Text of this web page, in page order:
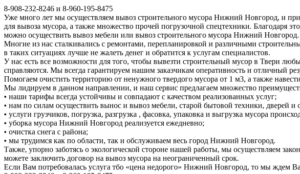
8-908-232-8246 и 8-960-195-8475
Уже много лет мы осуществляем вывоз строительного мусора Нижний Новгород, и
для вывоза мусора, а также множество прочей погрузочной спецтехники. Благодаря
можно осуществить вывоз мебели или вывоз строительного мусора Нижний Новгород.
Многие из нас сталкивались с ремонтами, перепланировкой и различными
в таких ситуациях лучше не жалеть денег и обратится к услугам специалистов.
У нас есть все возможности для того, чтобы вывезти строительный мусор в Твери
справляются. Мы всегда гарантируем нашим заказчикам оперативность и отличный
Помогаем очистить территорию от ненужного твердого мусора от 1 м3, а также
Мы лидируем в данном направлении, и наш сервис предлагаем множество
• наши тарифы всегда устойчивы и совпадают с качеством реализованных услуг;
• нам по силам осуществить вынос и вывоз мебели, старой бытовой техники, дверей и
• услуги грузчиков, погрузка, разгрузка , фасовка, упаковка и выгрузка мусора
• уборка мусора Нижний Новгород реализуется ежедневно;
• очистка снега с района;
• мы трудимся как по области, так и обслуживаем весь город Нижний Новгород.
Также, упорно заботясь о экологической стороне нашей работы, мы осуществляем
можете заключить договор на вывоз мусора на неограниченный срок.
Если Вам потребовалась услуга тбо «цена недорого» Нижний Новгород, то мы ждем